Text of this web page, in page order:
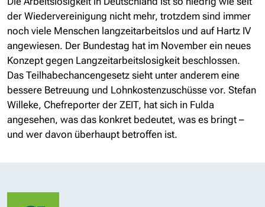
der Wiedervereinigung nicht mehr, trotzdem sind immer
noch viele Menschen langzeitarbeitslos und auf Hartz IV
angewiesen. Der Bundestag hat im November ein neues
Konzept gegen Langzeitarbeitslosigkeit beschlossen.
Das Teilhabechancengesetz sieht unter anderem eine
bessere Betreuung und Lohnkostenzuschüsse vor. Stefan
Willeke, Chefreporter der ZEIT, hat sich in Fulda
angesehen, was das konkret bedeutet, was es bringt –
und wer davon überhaupt betroffen ist.